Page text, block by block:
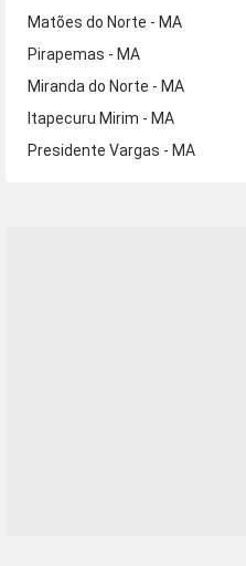
Matões do Norte - MA
Pirapemas - MA
Miranda do Norte - MA
Itapecuru Mirim - MA
Presidente Vargas - MA